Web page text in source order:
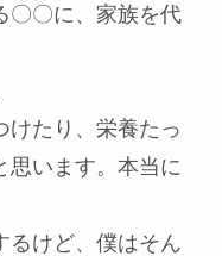
〇〇に、家族を代
けたり、栄養たっ
思います。本当に
るけど、僕はそん